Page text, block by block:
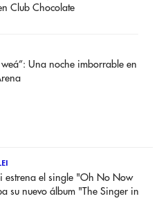
Club Chocolate
weá”: Una noche imborrable en
estrena el single "Oh No Now
su nuevo álbum "The Singer in